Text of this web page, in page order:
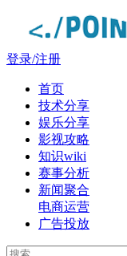
登录/注册
首页
技术分享
娱乐分享
影视攻略
知识wiki
赛事分析
新闻聚合
电商运营
广告投放